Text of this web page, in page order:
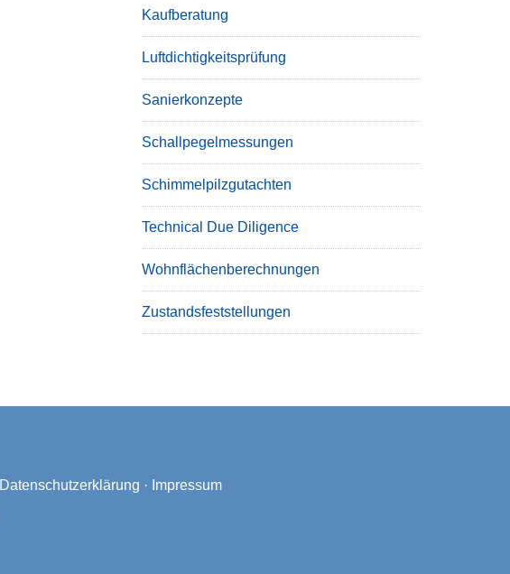
Kaufberatung
Luftdichtigkeitsprüfung
Sanierkonzepte
Schallpegelmessungen
Schimmelpilzgutachten
Technical Due Diligence
Wohnflächenberechnungen
Zustandsfeststellungen
Datenschutzerklärung · Impressum